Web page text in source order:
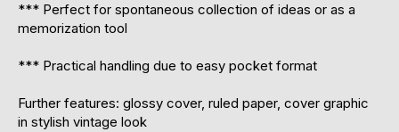
*** Perfect for spontaneous collection of ideas or as a
memorization tool
*** Practical handling due to easy pocket format
Further features: glossy cover, ruled paper, cover graphic
in stylish vintage look